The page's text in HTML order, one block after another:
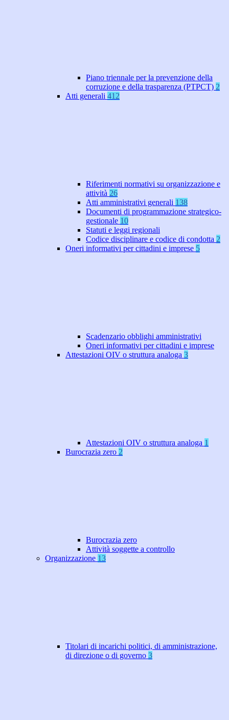
Piano triennale per la prevenzione della
corruzione e della trasparenza (PTPCT) 2
Atti generali 412
Riferimenti normativi su organizzazione e
attività 26
Atti amministrativi generali 138
Documenti di programmazione strategico-
gestionale 10
Statuti e leggi regionali
Codice disciplinare e codice di condotta 2
Oneri informativi per cittadini e imprese 5
Scadenzario obblighi amministrativi
Oneri informativi per cittadini e imprese
Attestazioni OIV o struttura analoga 3
Attestazioni OIV o struttura analoga 1
Burocrazia zero 2
Burocrazia zero
Attività soggette a controllo
Organizzazione 13
Titolari di incarichi politici, di amministrazione,
di direzione o di governo 3